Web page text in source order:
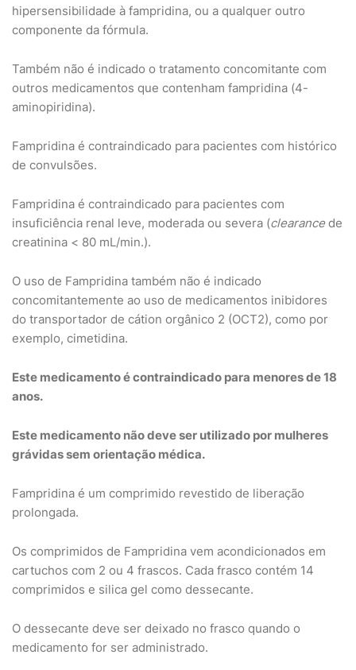
hipersensibilidade à fampridina, ou a qualquer outro
componente da fórmula.
Também não é indicado o tratamento concomitante com
outros medicamentos que contenham fampridina (4-
aminopiridina).
Fampridina é contraindicado para pacientes com histórico
de convulsões.
Fampridina é contraindicado para pacientes com
insuficiência renal leve, moderada ou severa (clearancede
creatinina < 80 mL/min.).
O uso de Fampridina também não é indicado
concomitantemente ao uso de medicamentos inibidores
do transportador de cátion orgânico 2 (OCT2), como por
exemplo, cimetidina.
Este medicamento é contraindicado para menores de 18
anos.
Este medicamento não deve ser utilizado por mulheres
grávidas sem orientação médica.
Fampridina é um comprimido revestido de liberação
prolongada.
Os comprimidos de Fampridina vem acondicionados em
cartuchos com 2 ou 4 frascos. Cada frasco contém 14
comprimidos e silica gel como dessecante.
O dessecante deve ser deixado no frasco quando o
medicamento for ser administrado.